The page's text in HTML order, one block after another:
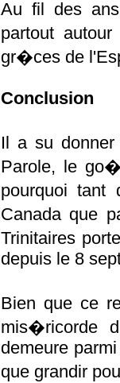
Au fil des
partout
gr�ces de
Conclusion
Il a su
Parole, le
pourquoi
Canada que
Trinitaires
depuis le 8
Bien que ce
mis�ricorde
demeure
que grandir